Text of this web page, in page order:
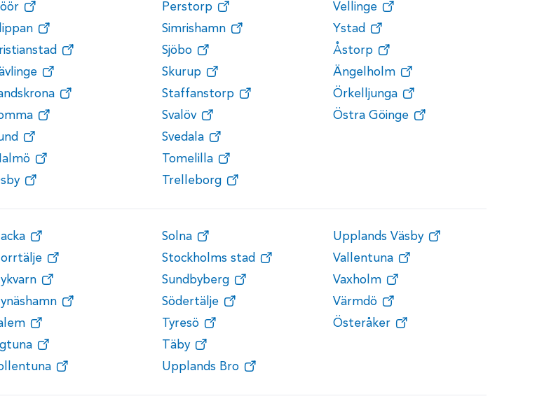
Perstorp
Simrishamn
Sjöbo
Skurup
Staffanstorp
Svalöv
Svedala
Tomelilla
Trelleborg
Vellinge
Ystad
Åstorp
Ängelholm
Örkelljunga
Östra Göinge
Solna
Stockholms stad
Sundbyberg
Södertälje
Tyresö
Täby
Upplands Bro
Upplands Väsby
Vallentuna
Vaxholm
Värmdö
Österåker